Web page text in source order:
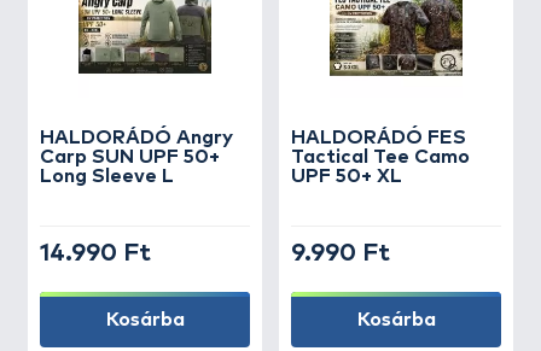
HALDORÁDÓ Angry
Carp SUN UPF 50+
Long Sleeve L
14.990 Ft
Kosárba
HALDORÁDÓ FES
Tactical Tee Camo
UPF 50+ XL
9.990 Ft
Kosárba